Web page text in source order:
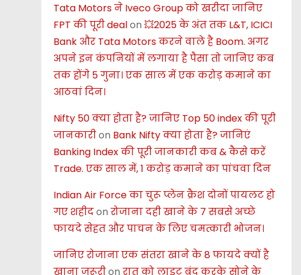
Tata Motors ने Iveco Group को खरीदा जानिए
FPT की पूरी dealon 💥2025 के अंत तक L&T, ICICI
Bank और Tata Motors करने वाले है Boom. अगर
अपने इन कंपनियों में लगाया है पैसा तो जानिए कब
तक होंगे 5 गुना। एक साल में एक करोड़ कमाने का
आठवां दिन।
Nifty 50 क्या होता है? जानिए Top 50 index की पूरी
जानकारीon Bank Nifty क्या होता है? जानिएं
Banking Index की पूरी जानकारी कब & कैसे करें
Trade. एक साल में, 1 करोड़ कमाने का पांचवा दिन
Indian Air Force का चुरू प्लेन क्रैश दोनों पायलट हो
गए शहीदon रोजाना दही खाने के 7 सबसे अच्छे
फायदे सेहत और पाचन के लिए चमत्कारी भोजन।
जानिए रोजाना एक संतरा खाने के 8 फायदे क्यों है
खाना जरूरीon रात को लाइट बंद करके सोने के